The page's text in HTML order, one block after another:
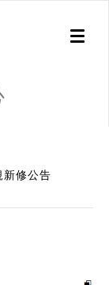
Toggle
新修公告